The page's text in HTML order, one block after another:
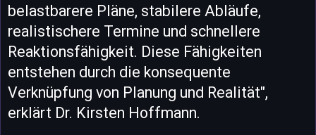
belastbarere Pläne, stabilere Abläufe,
realistischere Termine und schnellere
Reaktionsfähigkeit. Diese Fähigkeiten
entstehen durch die konsequente
Verknüpfung von Planung und Realität",
erklärt Dr. Kirsten Hoffmann.